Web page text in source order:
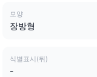
모양
장방형
식별표시(뒤)
-